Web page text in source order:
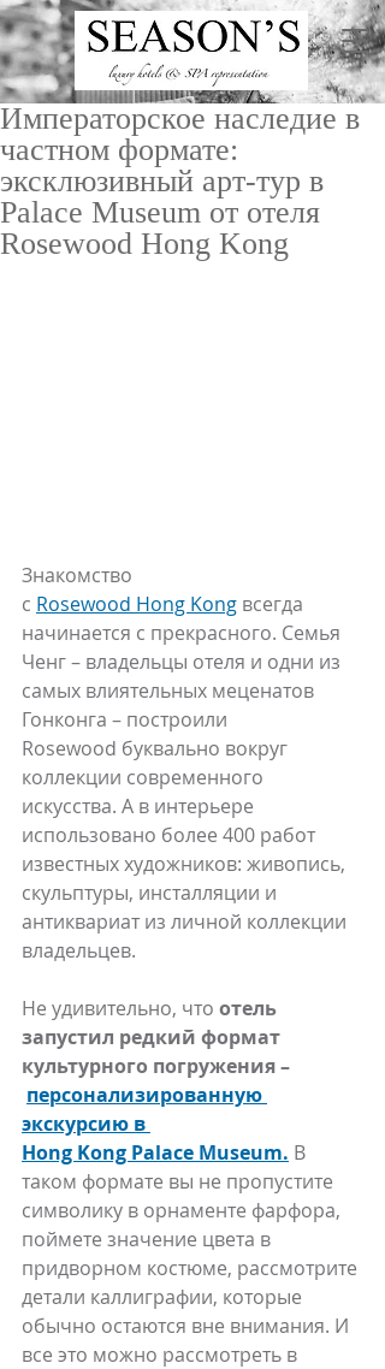
Императорское наследие в
частном формате:
эксклюзивный арт-тур в
Palace Museum от отеля
Rosewood Hong Kong
Знакомство
с Rosewood Hong Kong всегда
начинается с прекрасного. Семья
Ченг – владельцы отеля и одни из
самых влиятельных меценатов
Гонконга – построили
Rosewood буквально вокруг
коллекции современного
искусства. А в интерьере
использовано более 400 работ
известных художников: живопись,
скульптуры, инсталляции и
антиквариат из личной коллекции
владельцев.
Не удивительно, что отель
запустил редкий формат
культурного погружения –
персонализированную
экскурсию в
Hong Kong Palace Museum. В
таком формате вы не пропустите
символику в орнаменте фарфора,
поймете значение цвета в
придворном костюме, рассмотрите
детали каллиграфии, которые
обычно остаются вне внимания. И
все это можно рассмотреть в